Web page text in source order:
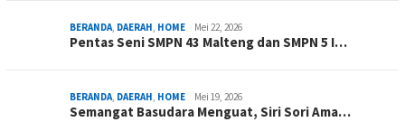
BERANDA, DAERAH, HOME Mei 22, 2026
Pentas Seni SMPN 43 Malteng dan SMPN 5 I…
BERANDA, DAERAH, HOME Mei 19, 2026
Semangat Basudara Menguat, Siri Sori Ama…